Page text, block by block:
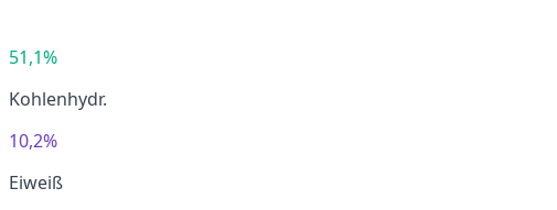
51,1%
Kohlenhydr.
10,2%
Eiweiß